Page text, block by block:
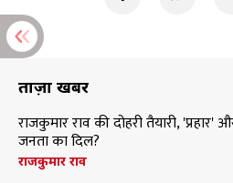
ताज़ा खबरें
राजकुमार राव की दोहरी तैयारी,
जनता का दिल?
राजकुमार राव